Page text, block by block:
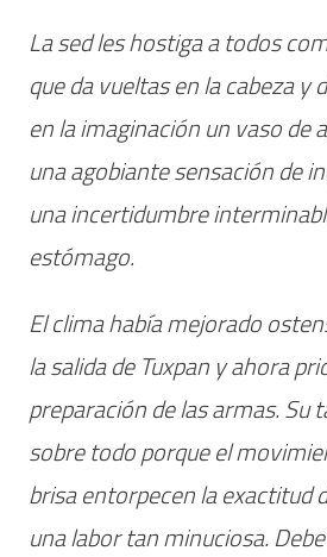
La sed les hostiga a todos
que da vueltas en la cabeza y
en la imaginación un vaso de
una agobiante sensación de
una incertidumbre
estómago.
El clima había mejorado
la salida de Tuxpan y ahora
preparación de las armas. Su
sobre todo porque el
brisa entorpecen la exactitud
una labor tan minuciosa.